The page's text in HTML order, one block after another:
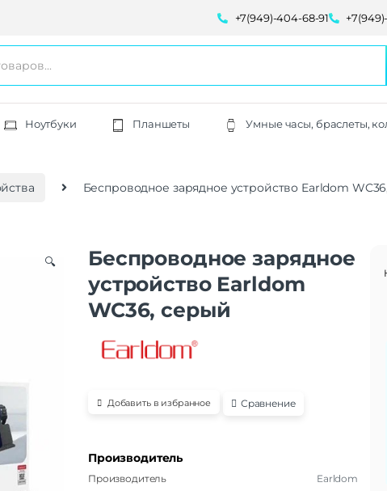
+7(949)-404-68-91
Ноутбуки Планшеты Умные часы, браслеты,
Беспроводное зарядное устройство Earldom
🔍
Беспроводное зарядное
устройство Earldom
WC36, серый
Добавить в избранное Сравнение
Производитель
Производитель Earldom